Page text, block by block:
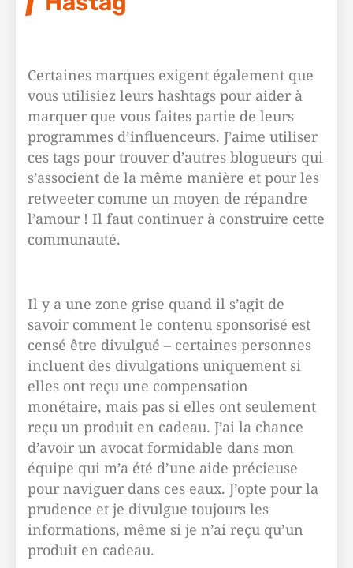
Certaines marques exigent également que
vous utilisiez leurs hashtags pour aider à
marquer que vous faites partie de leurs
programmes d’influenceurs. J’aime utiliser
ces tags pour trouver d’autres blogueurs qui
s’associent de la même manière et pour les
retweeter comme un moyen de répandre
l’amour ! Il faut continuer à construire cette
communauté.
Il y a une zone grise quand il s’agit de
savoir comment le contenu sponsorisé est
censé être divulgué – certaines personnes
incluent des divulgations uniquement si
elles ont reçu une compensation
monétaire, mais pas si elles ont seulement
reçu un produit en cadeau. J’ai la chance
d’avoir un avocat formidable dans mon
équipe qui m’a été d’une aide précieuse
pour naviguer dans ces eaux. J’opte pour la
prudence et je divulgue toujours les
informations, même si je n’ai reçu qu’un
produit en cadeau.